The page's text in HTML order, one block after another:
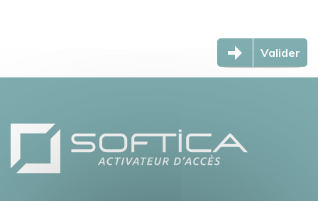
Valider